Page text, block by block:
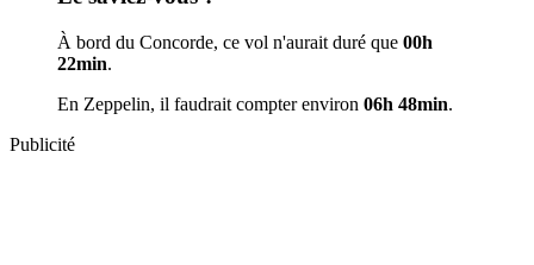
À bord du Concorde, ce vol n'aurait duré que 00h
22min.
En Zeppelin, il faudrait compter environ 06h 48min.
Publicité